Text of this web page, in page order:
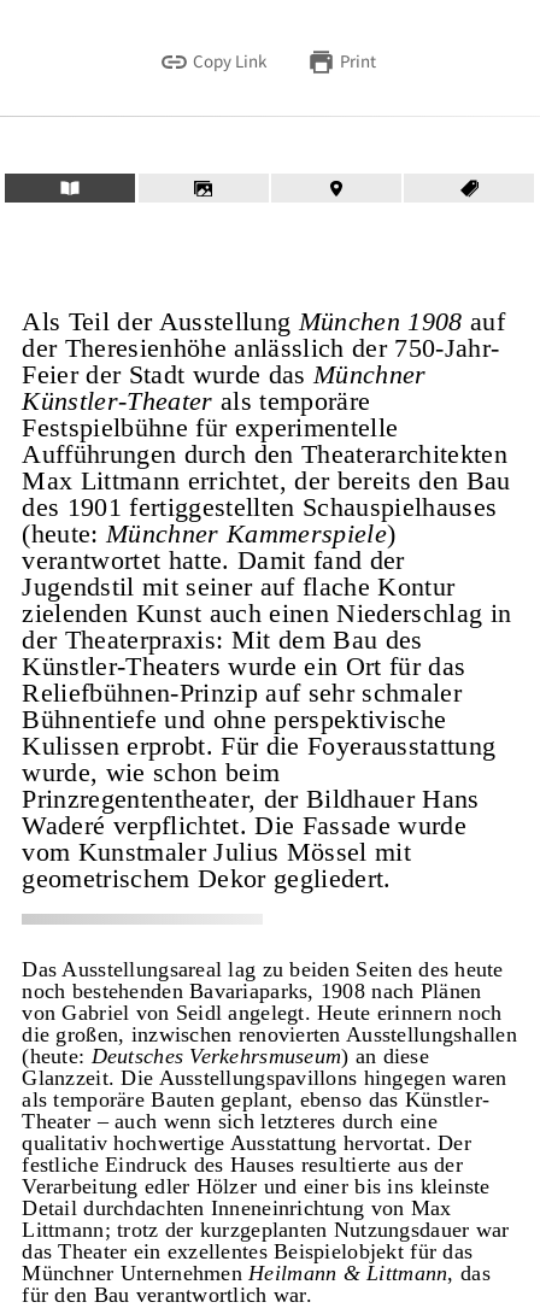
Copy Link Print
Als Teil der AusstellungMünchen 1908 auf
der Theresienhöhe anlässlich der 750-Jahr-
Feier der Stadt wurde dasMünchner
Künstler-Theater als temporäre
Festspielbühne für experimentelle
Aufführungen durch den Theaterarchitekten
Max Littmann errichtet, der bereits den Bau
des 1901 fertiggestellten Schauspielhauses
(heute:Münchner Kammerspiele)
verantwortet hatte. Damit fand der
Jugendstil mit seiner auf flache Kontur
zielenden Kunst auch einen Niederschlag in
der Theaterpraxis: Mit dem Bau des
Künstler-Theaters wurde ein Ort für das
Reliefbühnen-Prinzip auf sehr schmaler
Bühnentiefe und ohne perspektivische
Kulissen erprobt. Für die Foyerausstattung
wurde, wie schon beim
Prinzregententheater, der Bildhauer Hans
Waderé verpflichtet. Die Fassade wurde
vom Kunstmaler Julius Mössel mit
geometrischem Dekor gegliedert.
Das Ausstellungsareal lag zu beiden Seiten des heute
noch bestehenden Bavariaparks, 1908 nach Plänen
von Gabriel von Seidl angelegt. Heute erinnern noch
die großen, inzwischen renovierten Ausstellungshallen
(heute: Deutsches Verkehrsmuseum) an diese
Glanzzeit. Die Ausstellungspavillons hingegen waren
als temporäre Bauten geplant, ebenso das Künstler-
Theater – auch wenn sich letzteres durch eine
qualitativ hochwertige Ausstattung hervortat. Der
festliche Eindruck des Hauses resultierte aus der
Verarbeitung edler Hölzer und einer bis ins kleinste
Detail durchdachten Inneneinrichtung von Max
Littmann; trotz der kurzgeplanten Nutzungsdauer war
das Theater ein exzellentes Beispielobjekt für das
Münchner Unternehmen Heilmann & Littmann, das
für den Bau verantwortlich war.